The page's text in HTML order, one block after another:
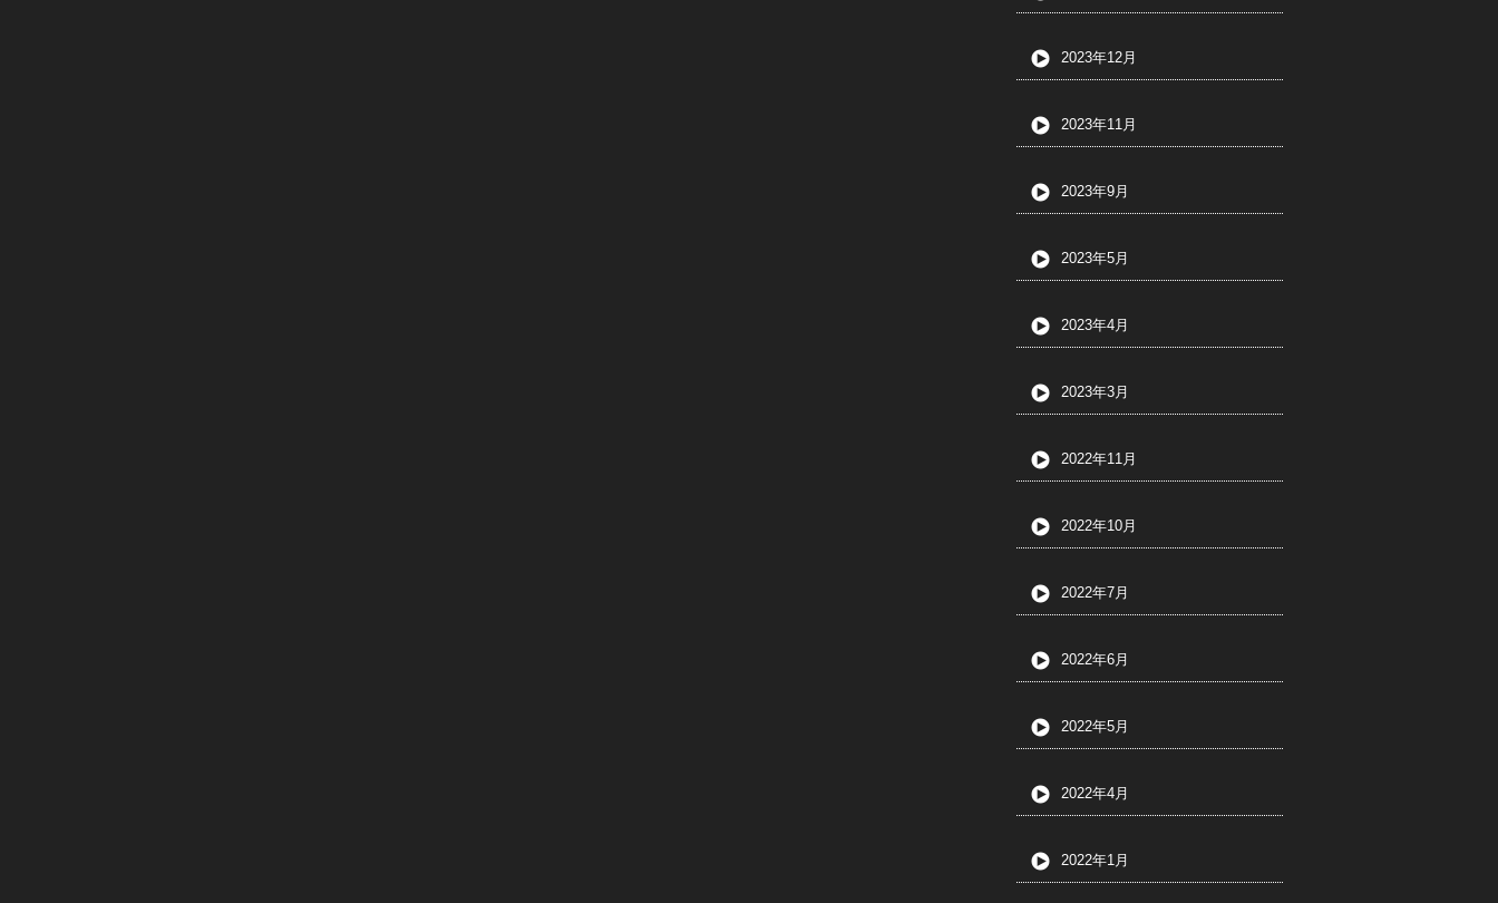
2023年12月
2023年11月
2023年9月
2023年5月
2023年4月
2023年3月
2022年11月
2022年10月
2022年7月
2022年6月
2022年5月
2022年4月
2022年1月